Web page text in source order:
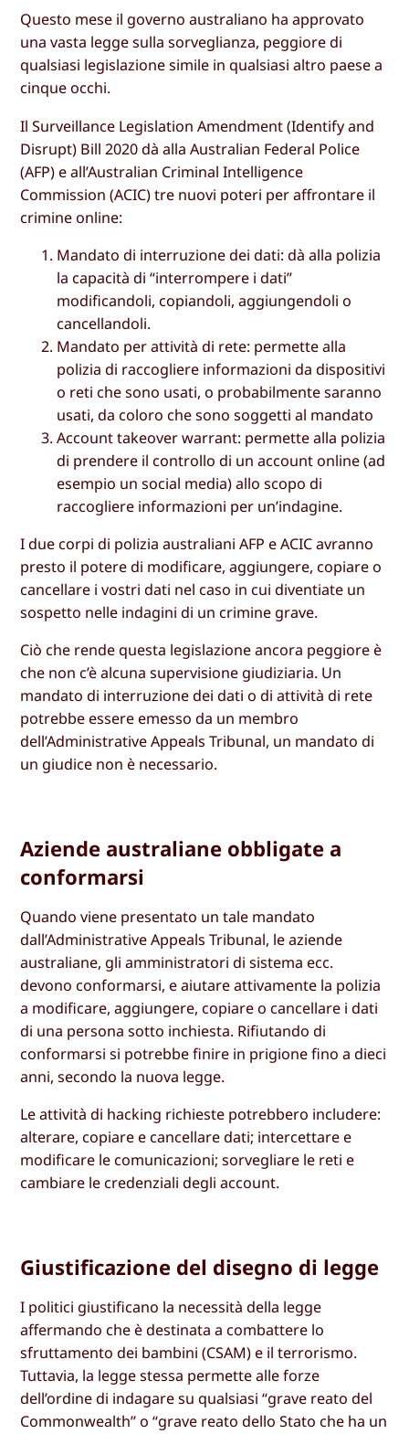
Questo mese il governo australiano ha approvato
una vasta legge sulla sorveglianza, peggiore di
qualsiasi legislazione simile in qualsiasi altro paese a
cinque occhi.
Il Surveillance Legislation Amendment (Identify and
Disrupt) Bill 2020 dà alla Australian Federal Police
(AFP) e all’Australian Criminal Intelligence
Commission (ACIC) tre nuovi poteri per affrontare il
crimine online:
Mandato di interruzione dei dati: dà alla polizia
la capacità di “interrompere i dati”
modificandoli, copiandoli, aggiungendoli o
cancellandoli.
Mandato per attività di rete: permette alla
polizia di raccogliere informazioni da dispositivi
o reti che sono usati, o probabilmente saranno
usati, da coloro che sono soggetti al mandato
Account takeover warrant: permette alla polizia
di prendere il controllo di un account online (ad
esempio un social media) allo scopo di
raccogliere informazioni per un’indagine.
I due corpi di polizia australiani AFP e ACIC avranno
presto il potere di modificare, aggiungere, copiare o
cancellare i vostri dati nel caso in cui diventiate un
sospetto nelle indagini di un crimine grave.
Ciò che rende questa legislazione ancora peggiore è
che non c’è alcuna supervisione giudiziaria. Un
mandato di interruzione dei dati o di attività di rete
potrebbe essere emesso da un membro
dell’Administrative Appeals Tribunal, un mandato di
un giudice non è necessario.
Aziende australiane obbligate a
conformarsi
Quando viene presentato un tale mandato
dall’Administrative Appeals Tribunal, le aziende
australiane, gli amministratori di sistema ecc.
devono conformarsi, e aiutare attivamente la polizia
a modificare, aggiungere, copiare o cancellare i dati
di una persona sotto inchiesta. Rifiutando di
conformarsi si potrebbe finire in prigione fino a dieci
anni, secondo la nuova legge.
Le attività di hacking richieste potrebbero includere:
alterare, copiare e cancellare dati; intercettare e
modificare le comunicazioni; sorvegliare le reti e
cambiare le credenziali degli account.
Giustificazione del disegno di legge
I politici giustificano la necessità della legge
affermando che è destinata a combattere lo
sfruttamento dei bambini (CSAM) e il terrorismo.
Tuttavia, la legge stessa permette alle forze
dell’ordine di indagare su qualsiasi “grave reato del
Commonwealth” o “grave reato dello Stato che ha un